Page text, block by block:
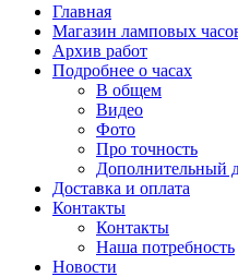
Главная
Магазин ламповых
Архив работ
Подробнее о часах
В общем
Видео
Фото
Про точность
Дополнительный
Доставка и оплата
Контакты
Контакты
Наша потребность
Новости